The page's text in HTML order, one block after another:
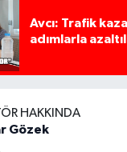
Avcı: Trafik
adımlarla
HAKKINDA
Gözek